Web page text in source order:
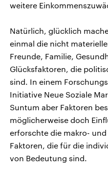
weitere
Natürlich, glücklich
einmal die nicht
Freunde, Familie,
Glücksfaktoren, die
sind. In einem
Initiative Neue Soziale
Suntum aber Faktoren
möglicherweise doch
erforschte die makro-
Faktoren, die für die
von Bedeutung sind.